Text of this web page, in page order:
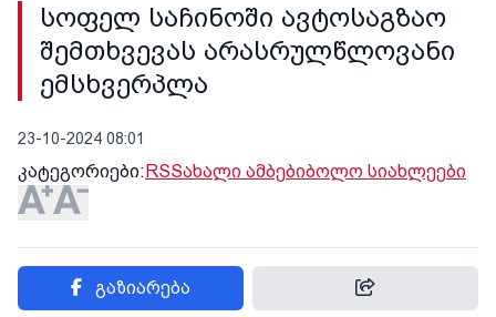
სოფელ საჩინოში ავტოსაგზაო
შემთხვევას არასრულწლოვანი
ემსხვერპლა
23-10-2024 08:01
კატეგორიები:RSSახალი ამბებიბოლო სიახლეები
გაზიარება